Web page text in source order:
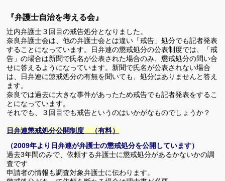
『弁護士自治を考える会』
辻内弁護士３回目の戒告処分となりました。
奈良弁護士会は、他の弁護士会とは違い「戒告」処分でも記者発表
することになっています。日弁連の懲戒処分の公表制度では、「戒
告」の場合は新聞で氏名が公表された場合のみ、懲戒処分の問い合
せに答えるようになっています。新聞で氏名が公表されない場合
は、日弁連に懲戒処分の有無を聞いても、処分はありませんと答え
ます。
奈良では過去に大きな事件があったため戒告でも記者発表をするこ
とになっています。
それでも、３回目でも戒告というのはいかがなものでしょうか？
日弁連懲戒処分公開制度 （有料）
（2009年より日弁連が弁護士の懲戒処分を公開しています）
過去3年間のみで、依頼する弁護士に懲戒処分があるかないかの調
査です
申請者の情報も調査対象弁護士に伝わります。